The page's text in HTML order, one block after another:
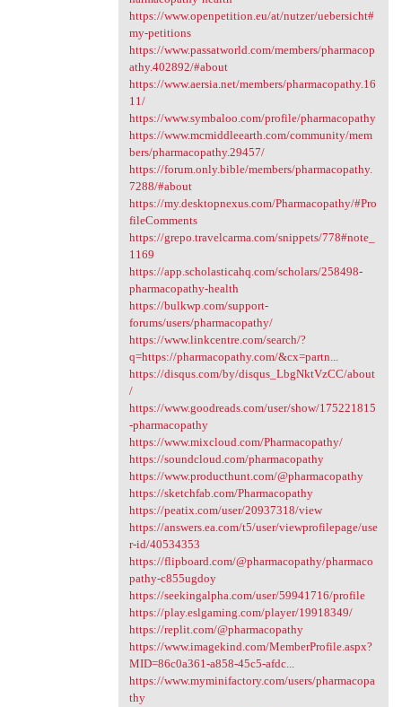
https://www.openpetition.eu/at/nutzer/uebersicht#
my-petitions
https://www.passatworld.com/members/pharmacop
athy.402892/#about
https://www.aersia.net/members/pharmacopathy.16
11/
https://www.symbaloo.com/profile/pharmacopathy
https://www.mcmiddleearth.com/community/mem
bers/pharmacopathy.29457/
https://forum.only.bible/members/pharmacopathy.
7288/#about
https://my.desktopnexus.com/Pharmacopathy/#Pro
fileComments
https://grepo.travelcarma.com/snippets/778#note_
1169
https://app.scholasticahq.com/scholars/258498-
pharmacopathy-health
https://bulkwp.com/support-
forums/users/pharmacopathy/
https://www.linkcentre.com/search/?
q=https://pharmacopathy.com/&cx=partn...
https://disqus.com/by/disqus_LbgNktVzCC/about
/
https://www.goodreads.com/user/show/175221815
-pharmacopathy
https://www.mixcloud.com/Pharmacopathy/
https://soundcloud.com/pharmacopathy
https://www.producthunt.com/@pharmacopathy
https://sketchfab.com/Pharmacopathy
https://peatix.com/user/20937318/view
https://answers.ea.com/t5/user/viewprofilepage/use
r-id/40534353
https://flipboard.com/@pharmacopathy/pharmaco
pathy-c855ugdoy
https://seekingalpha.com/user/59941716/profile
https://play.eslgaming.com/player/19918349/
https://replit.com/@pharmacopathy
https://www.imagekind.com/MemberProfile.aspx?
MID=86c0a361-a858-45c5-afdc...
https://www.myminifactory.com/users/pharmacopa
thy